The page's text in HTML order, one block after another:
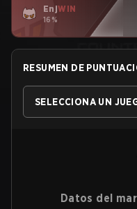
EnjWIN
16%
RESUMEN DE
SELECCIONA UN
Datos del